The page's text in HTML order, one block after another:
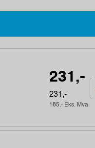
231,-
231,-
185,- Eks. Mva.